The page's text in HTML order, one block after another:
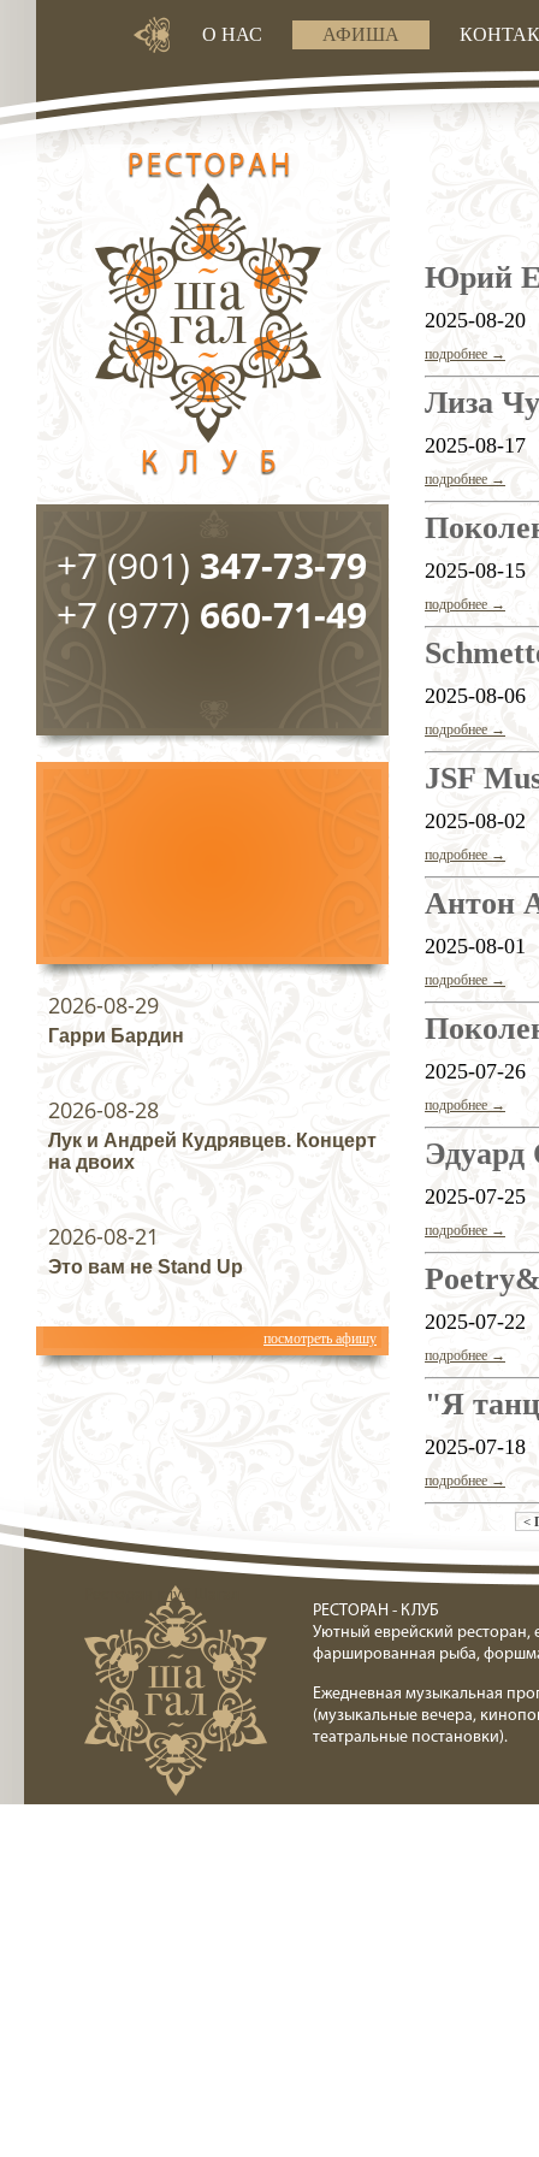
О НАС АФИША
Юрий
2025-08-20
подробнее →
Лиза
2025-08-17
подробнее →
2025-08-15
подробнее →
2025-08-06
подробнее →
JSF
2025-08-02
подробнее →
Антон
2025-08-01
подробнее →
2025-07-26
подробнее →
Эдуард
2025-07-25
подробнее →
2025-07-22
подробнее →
"Я
2025-07-18
подробнее →
<
+7 (901) 347-73-79
+7 (977) 660-71-49
2026-08-29
Гарри Бардин
2026-08-28
Лук и Андрей Кудрявцев. Концерт
на двоих
2026-08-21
Это вам не Stand Up
посмотреть афишу
Ресторан клуб Шагал
РЕСТОРАН - КЛУБ
Уютный еврейский ресторан,
фаршированная рыба,
Ежедневная музыкальная
(музыкальные вечера,
театральные постановки).